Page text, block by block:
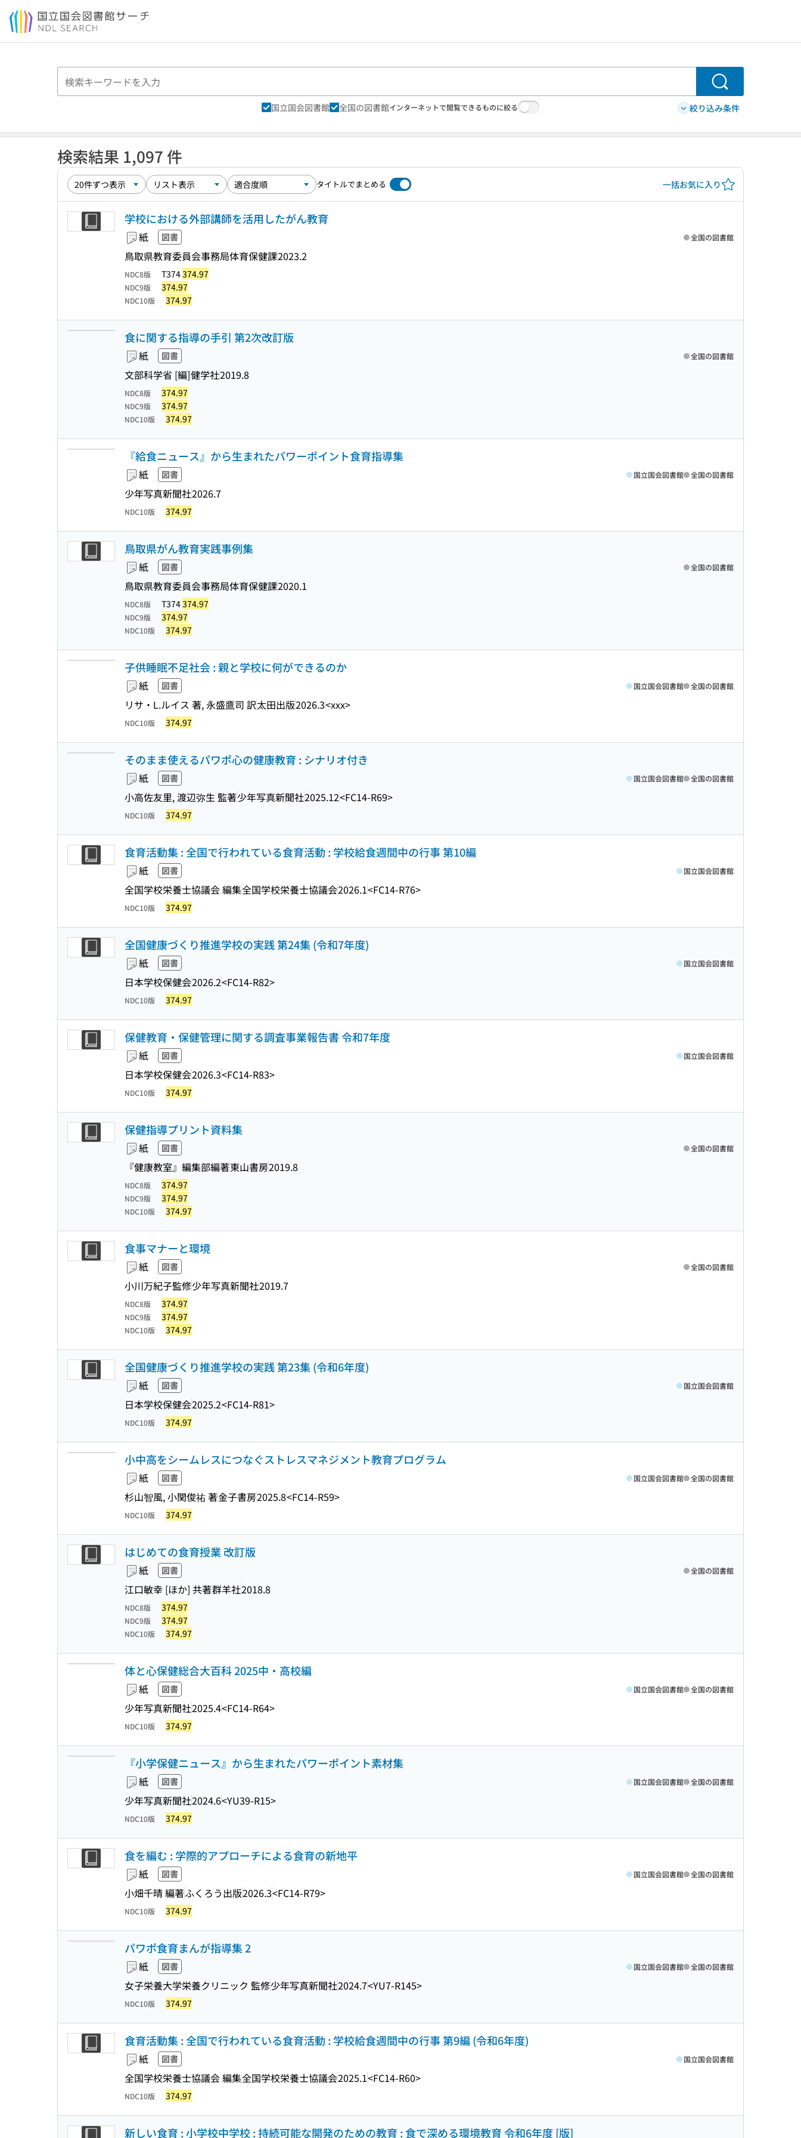
本文へ移動
検索
国立国会図書館 全国の図書館インターネットで閲覧できるものに絞る 絞り込み条件
検索結果 1,097 件
タイトルでまとめる 一括お気に入り
学校における外部講師を活用したがん教育
紙 図書
鳥取県教育委員会事務局体育保健課2023.2
全国の図書館
NDC8版 T374374.97
NDC9版 374.97
NDC10版 374.97
食に関する指導の手引 第2次改訂版
紙 図書
文部科学省 [編]健学社2019.8
全国の図書館
NDC8版 374.97
NDC9版 374.97
NDC10版 374.97
『給食ニュース』から生まれたパワーポイント食育指導集
紙 図書
少年写真新聞社2026.7
国立国会図書館 全国の図書館
NDC10版 374.97
鳥取県がん教育実践事例集
紙 図書
鳥取県教育委員会事務局体育保健課2020.1
全国の図書館
NDC8版 T374374.97
NDC9版 374.97
NDC10版 374.97
子供睡眠不足社会 : 親と学校に何ができるのか
紙 図書
リサ・L.ルイス 著, 永盛鷹司 訳太田出版2026.3<xxx>
国立国会図書館 全国の図書館
NDC10版 374.97
そのまま使えるパワポ心の健康教育 : シナリオ付き
紙 図書
小高佐友里, 渡辺弥生 監著少年写真新聞社2025.12<FC14-R69>
国立国会図書館 全国の図書館
NDC10版 374.97
食育活動集 : 全国で行われている食育活動 : 学校給食週間中の行事 第10編
紙 図書
全国学校栄養士協議会 編集全国学校栄養士協議会2026.1<FC14-R76>
国立国会図書館
NDC10版 374.97
全国健康づくり推進学校の実践 第24集 (令和7年度)
紙 図書
日本学校保健会2026.2<FC14-R82>
国立国会図書館
NDC10版 374.97
保健教育・保健管理に関する調査事業報告書 令和7年度
紙 図書
日本学校保健会2026.3<FC14-R83>
国立国会図書館
NDC10版 374.97
保健指導プリント資料集
紙 図書
『健康教室』編集部編著東山書房2019.8
全国の図書館
NDC8版 374.97
NDC9版 374.97
NDC10版 374.97
食事マナーと環境
紙 図書
小川万紀子監修少年写真新聞社2019.7
全国の図書館
NDC8版 374.97
NDC9版 374.97
NDC10版 374.97
全国健康づくり推進学校の実践 第23集 (令和6年度)
紙 図書
日本学校保健会2025.2<FC14-R81>
国立国会図書館
NDC10版 374.97
小中高をシームレスにつなぐストレスマネジメント教育プログラム
紙 図書
杉山智風, 小関俊祐 著金子書房2025.8<FC14-R59>
国立国会図書館 全国の図書館
NDC10版 374.97
はじめての食育授業 改訂版
紙 図書
江口敏幸 [ほか] 共著群羊社2018.8
全国の図書館
NDC8版 374.97
NDC9版 374.97
NDC10版 374.97
体と心保健総合大百科 2025中・高校編
紙 図書
少年写真新聞社2025.4<FC14-R64>
国立国会図書館 全国の図書館
NDC10版 374.97
『小学保健ニュース』から生まれたパワーポイント素材集
紙 図書
少年写真新聞社2024.6<YU39-R15>
国立国会図書館 全国の図書館
NDC10版 374.97
食を編む : 学際的アプローチによる食育の新地平
紙 図書
小畑千晴 編著ふくろう出版2026.3<FC14-R79>
国立国会図書館 全国の図書館
NDC10版 374.97
パワポ食育まんが指導集 2
紙 図書
女子栄養大学栄養クリニック 監修少年写真新聞社2024.7<YU7-R145>
国立国会図書館 全国の図書館
NDC10版 374.97
食育活動集 : 全国で行われている食育活動 : 学校給食週間中の行事 第9編 (令和6年度)
紙 図書
全国学校栄養士協議会 編集全国学校栄養士協議会2025.1<FC14-R60>
国立国会図書館
NDC10版 374.97
新しい食育 : 小学校中学校 : 持続可能な開発のための教育 : 食で深める環境教育 令和6年度 [版]